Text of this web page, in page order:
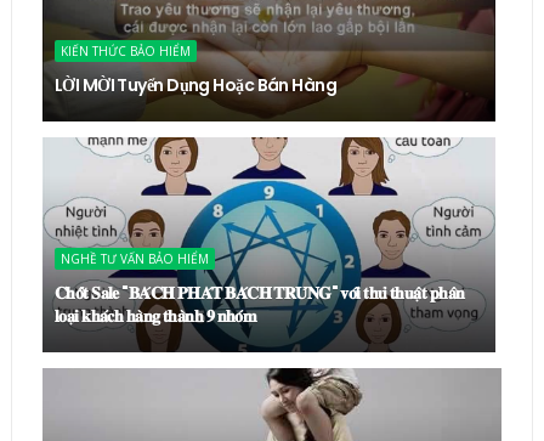
KIẾN THỨC BẢO HIỂM
LỜI MỜI Tuyển Dụng Hoặc Bán Hàng
NGHỀ TƯ VẤN BẢO HIỂM
𝐂𝐡𝐨̂́𝐭 𝐒𝐚𝐥𝐞 "𝐁𝐀́𝐂𝐇 𝐏𝐇𝐀́𝐓 𝐁𝐀́𝐂𝐇 𝐓𝐑𝐔́𝐍𝐆" 𝐯𝐨̛́𝐢 𝐭𝐡𝐮̉ 𝐭𝐡𝐮𝐚̣̂𝐭 𝐩𝐡𝐚̂𝐧
𝐥𝐨𝐚̣𝐢 𝐤𝐡𝐚́𝐜𝐡 𝐡𝐚̀𝐧𝐠 𝐭𝐡𝐚̀𝐧𝐡 𝟗 𝐧𝐡𝐨́𝐦